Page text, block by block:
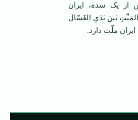
از یک سده، ایران
بَينَ يَدَيِ الغَسّال
ملّت دارد.